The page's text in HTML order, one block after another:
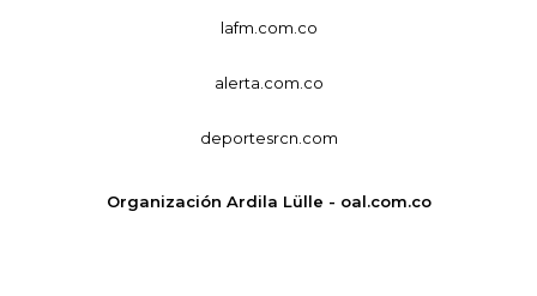
lafm.com.co
alerta.com.co
deportesrcn.com
Organización Ardila Lülle - oal.com.co